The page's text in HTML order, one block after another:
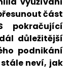
část
pokračující
důležitější
podnikání
neví, jak